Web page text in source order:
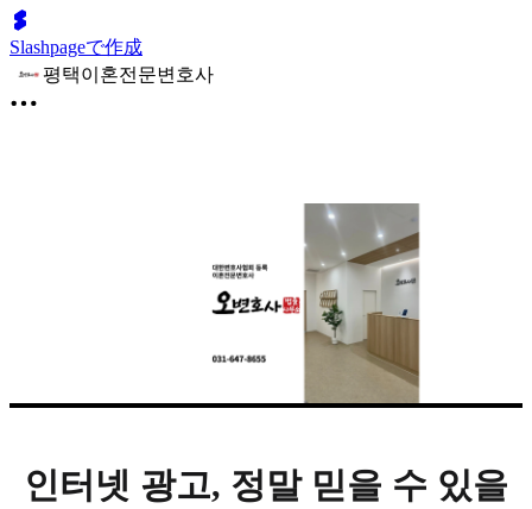
Slashpageで作成
평택이혼전문변호사
인터넷 광고, 정말 믿을 수 있을